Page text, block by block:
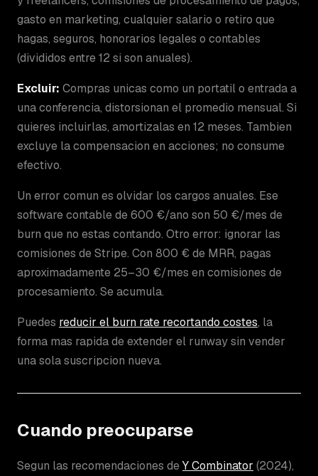
gasto en marketing, cualquier salario o retiro que
hagas, seguros, honorarios legales o contables
(divididos entre 12 si son anuales).
Excluir: Compras unicas como un portatil o entrada a
una conferencia, distorsionan el promedio mensual. Si
quieres incluirlas, amortizalas en 12 meses. Tambien
excluye la compensacion en acciones; no consume
efectivo.
Un error comun es olvidar los cargos anuales. Ese
software contable de 600 €/ano son 50 €/mes de
burn que no estas contando. Otro error: ignorar las
comisiones de Stripe. Con 800 € de MRR, pagas
aproximadamente 25–30 €/mes en comisiones de
procesamiento. Se acumula.
Puedes reducir el burn rate recortando costes, la
forma mas rapida de extender el runway sin vender
una sola suscripcion nueva.
Cuando preocuparse
Segun las recomendaciones de Y Combinator (2024),